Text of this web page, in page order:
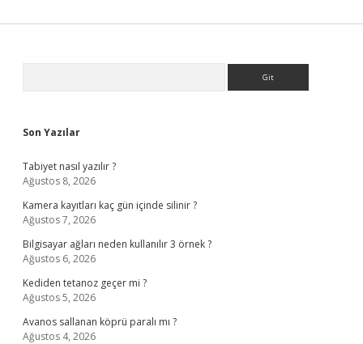
Son Yazılar
Tabiyet nasıl yazılır ?
Ağustos 8, 2026
Kamera kayıtları kaç gün içinde silinir ?
Ağustos 7, 2026
Bilgisayar ağları neden kullanılır 3 örnek ?
Ağustos 6, 2026
Kediden tetanoz geçer mi ?
Ağustos 5, 2026
Avanos sallanan köprü paralı mı ?
Ağustos 4, 2026